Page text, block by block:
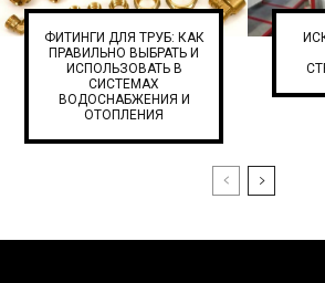
ФИТИНГИ ДЛЯ ТРУБ: КАК
ПРАВИЛЬНО ВЫБРАТЬ И
ИСПОЛЬЗОВАТЬ В
СИСТЕМАХ
ВОДОСНАБЖЕНИЯ И
ОТОПЛЕНИЯ